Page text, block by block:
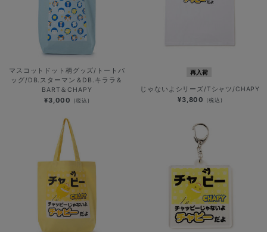
マスコットドット柄グッズ/トートバ
ッグ/DB.スターマン＆DB.キララ＆
BART＆CHAPY
¥3,000 (税込)
再入荷
じゃないよシリーズ/Tシャツ/CHAPY
¥3,800 (税込)